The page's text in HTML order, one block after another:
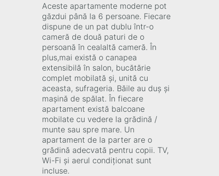
Aceste apartamente moderne pot
găzdui până la 6 persoane. Fiecare
dispune de un pat dublu într-o
cameră de două paturi de o
persoană în cealaltă cameră. În
plus,mai există o canapea
extensibilă în salon, bucătărie
complet mobilată și, unită cu
aceasta, sufrageria. Băile au duș și
mașină de spălat. În fiecare
apartament există balcoane
mobilate cu vedere la grădină /
munte sau spre mare. Un
apartament de la parter are o
grădină adecvată pentru copii. TV,
Wi-Fi și aerul condiționat sunt
incluse.